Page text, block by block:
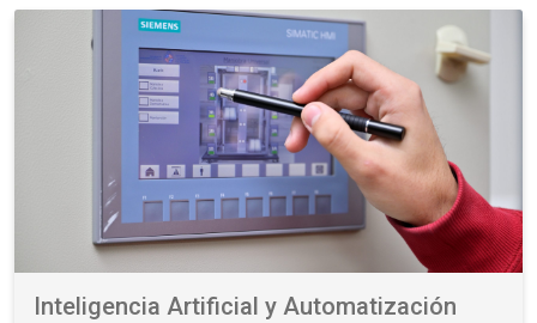
Inteligencia Artificial y Automatización